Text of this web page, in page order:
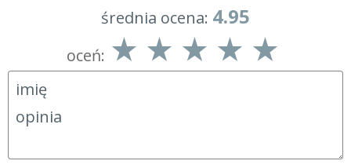
ekwipunku wyprawowego i innego sprzętu eksploracyjnego.
• Recenzje książek, programów i filmów o tematyce
podróżniczej, historycznej i eksploracyjnej.
średnia ocena: 4.95
oceń: